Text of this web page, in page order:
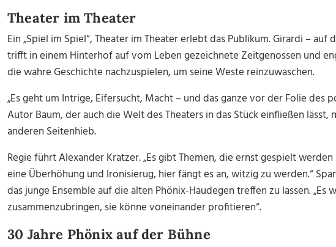
Theater im Theater
Ein „Spiel im Spiel“, Theater im Theater erlebt das Publikum. Girardi – auf
trifft in einem Hinterhof auf vom Leben gezeichnete Zeitgenossen und
die wahre Geschichte nachzuspielen, um seine Weste reinzuwaschen.
„Es geht um Intrige, Eifersucht, Macht – und das ganze vor der Folie des
Autor Baum, der auch die Welt des Theaters in das Stück einfließen
anderen Seitenhieb.
Regie führt Alexander Kratzer. „Es gibt Themen, die ernst gespielt
eine Überhöhung und Ironisierug, hier fängt es an, witzig zu werden.“
das junge Ensemble auf die alten Phönix-Haudegen treffen zu lassen. „Es
zusammenzubringen, sie könne voneinander profitieren“.
30 Jahre Phönix auf der Bühne